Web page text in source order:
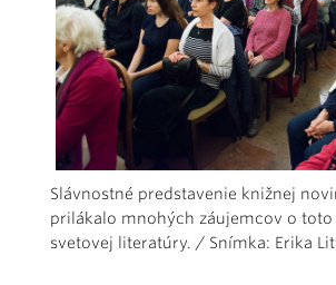
Slávnostné predstavenie knižnej
prilákalo mnohých záujemcov o toto
svetovej literatúry. / Snímka: Erika